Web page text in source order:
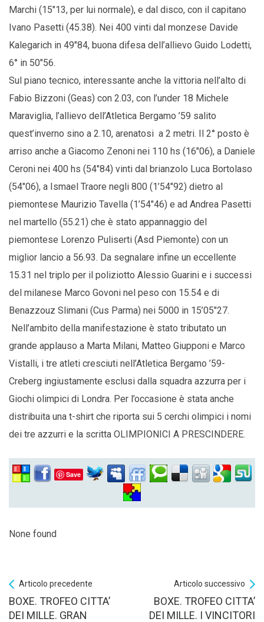
Marchi (15″13, per lui normale), e dal disco, con il capitano
Ivano Pasetti (45.38). Nei 400 vinti dal monzese Davide
Kalegarich in 49″84, buona difesa dell’allievo Guido Lodetti,
6° in 50″56.
Sul piano tecnico, interessante anche la vittoria nell’alto di
Fabio Bizzoni (Geas) con 2.03, con l’under 18 Michele
Maraviglia, l’allievo dell’Atletica Bergamo ’59 salito
quest’inverno sino a 2.10, arenatosi a 2 metri. Il 2° posto è
arriso anche a Giacomo Zenoni nei 110 hs (16″06), a Daniele
Ceroni nei 400 hs (54″84) vinti dal brianzolo Luca Bortolaso
(54″06), a Ismael Traore negli 800 (1’54″92) dietro al
piemontese Maurizio Tavella (1’54″46) e ad Andrea Pasetti
nel martello (55.21) che è stato appannaggio del
piemontese Lorenzo Puliserti (Asd Piemonte) con un
miglior lancio a 56.93. Da segnalare infine un eccellente
15.31 nel triplo per il poliziotto Alessio Guarini e i successi
del milanese Marco Govoni nel peso con 15.54 e di
Benazzouz Slimani (Cus Parma) nei 5000 in 15’05″27.
Nell’ambito della manifestazione è stato tributato un
grande applauso a Marta Milani, Matteo Giupponi e Marco
Vistalli, i tre atleti cresciuti nell’Atletica Bergamo ’59-
Creberg ingiustamente esclusi dalla squadra azzurra per i
Giochi olimpici di Londra. Per l’occasione è stata anche
distribuita una t-shirt che riporta sui 5 cerchi olimpici i nomi
dei tre azzurri e la scritta OLIMPIONICI A PRESCINDERE.
Save
None found
Articolo precedente
BOXE. TROFEO CITTA’
DEI MILLE. GRAN
Articolo successivo
BOXE. TROFEO CITTA’
DEI MILLE. I VINCITORI